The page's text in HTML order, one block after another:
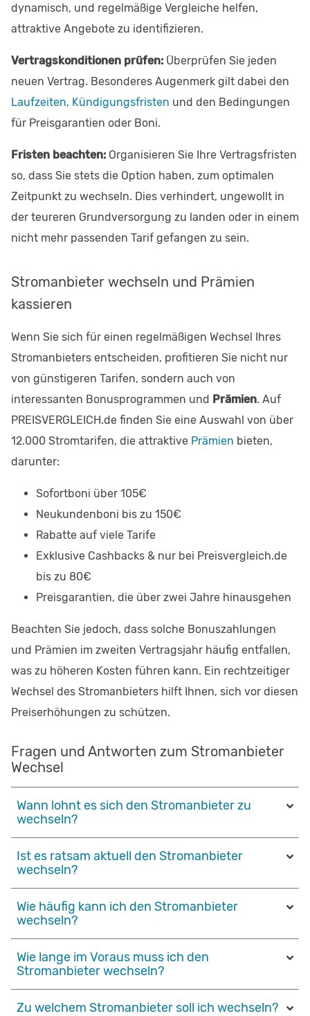
dynamisch, und regelmäßige Vergleiche helfen,
attraktive Angebote zu identifizieren.
Vertragskonditionen prüfen: Überprüfen Sie jeden
neuen Vertrag. Besonderes Augenmerk gilt dabei den
Laufzeiten, Kündigungsfristen und den Bedingungen
für Preisgarantien oder Boni.
Fristen beachten: Organisieren Sie Ihre Vertragsfristen
so, dass Sie stets die Option haben, zum optimalen
Zeitpunkt zu wechseln. Dies verhindert, ungewollt in
der teureren Grundversorgung zu landen oder in einem
nicht mehr passenden Tarif gefangen zu sein.
Stromanbieter wechseln und Prämien
kassieren
Wenn Sie sich für einen regelmäßigen Wechsel Ihres
Stromanbieters entscheiden, profitieren Sie nicht nur
von günstigeren Tarifen, sondern auch von
interessanten Bonusprogrammen und Prämien. Auf
PREISVERGLEICH.de finden Sie eine Auswahl von über
12.000 Stromtarifen, die attraktive Prämien bieten,
darunter:
Sofortboni über 105€
Neukundenboni bis zu 150€
Rabatte auf viele Tarife
Exklusive Cashbacks & nur bei Preisvergleich.de
bis zu 80€
Preisgarantien, die über zwei Jahre hinausgehen
Beachten Sie jedoch, dass solche Bonuszahlungen
und Prämien im zweiten Vertragsjahr häufig entfallen,
was zu höheren Kosten führen kann. Ein rechtzeitiger
Wechsel des Stromanbieters hilft Ihnen, sich vor diesen
Preiserhöhungen zu schützen.
Fragen und Antworten zum Stromanbieter
Wechsel
Wann lohnt es sich den Stromanbieter zu
wechseln?
Ist es ratsam aktuell den Stromanbieter
wechseln?
Wie häufig kann ich den Stromanbieter
wechseln?
Wie lange im Voraus muss ich den
Stromanbieter wechseln?
Zu welchem Stromanbieter soll ich wechseln?